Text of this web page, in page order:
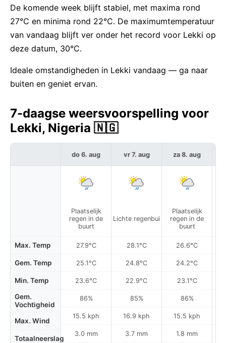
De komende week blijft stabiel, met maxima rond
27°C en minima rond 22°C. De maximumtemperatuur
van vandaag blijft ver onder het record voor Lekki op
deze datum, 30°C.
Ideale omstandigheden in Lekki vandaag — ga naar
buiten en geniet ervan.
7-daagse weersvoorspelling voor
Lekki, Nigeria 🇳🇬
Max. Temp
Gem. Temp
Min. Temp
Gem.
Vochtigheid
Max. Wind
Totaalneerslag
do 6. aug
Plaatselijk
regen in de
buurt
27.9°C
25.1°C
23.6°C
86%
15.5 kph
3.0 mm
vr 7. aug
Lichte regenbui
28.1°C
24.8°C
22.9°C
85%
16.9 kph
3.7 mm
za 8. aug
Plaatselijk
regen in de
buurt
26.6°C
24.2°C
23.1°C
86%
15.5 kph
1.8 mm